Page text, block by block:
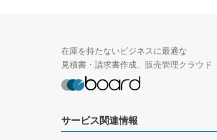
在庫を持たないビジネスに最適な
見積書・請求書作成、販売管理クラウド
サービス関連情報